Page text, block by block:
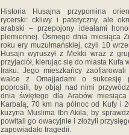
Historia Husajna przypomina
rycerski: ckliwy i patetyczny, ale
arabski – przepojony ideałami
plemiennej. Ósmego dnia miesiąca
roku ery muzułmańskiej, czyli 10
Husajn wyruszył z Mekki wraz z
przyjaciół, kierując się do miasta Kufa
Iraku. Jego mieszkańcy
walce z Omajjadami o sukcesję
poprosili, by objął nad nimi
dnia świętego dla Arabów
Karbalą, 70 km na północ od Kufy i
kuzyna Muslima Ibn Akila, by
powitali go owacyjnie i złożyli
zapowiadało tragedii.